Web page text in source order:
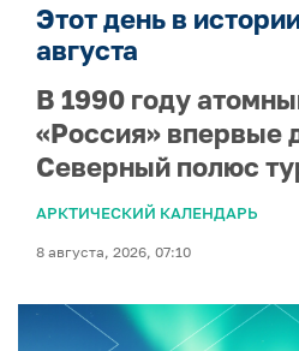
Этот день в
августа
В 1990 году
«Россия» впервые
Северный полюс
АРКТИЧЕСКИЙ КАЛЕНДАРЬ
8 августа, 2026, 07:10